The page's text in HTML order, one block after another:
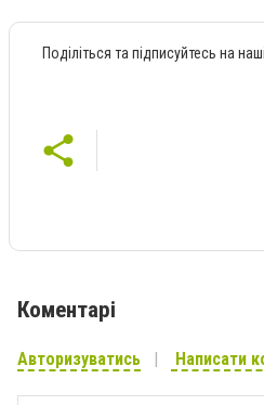
Поділіться та підписуйтесь на
Коментарі
Авторизуватись Написати